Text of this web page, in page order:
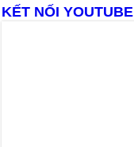
KẾT NỐI YOUTUBE